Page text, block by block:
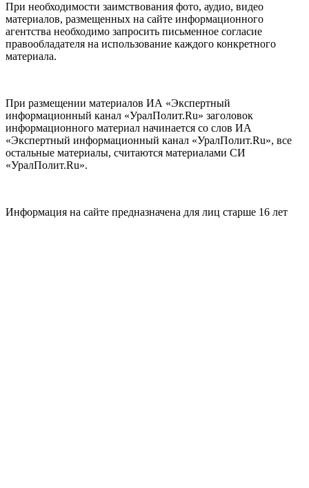
При необходимости заимствования фото, аудио, видео
материалов, размещенных на сайте информационного
агентства необходимо запросить письменное согласие
правообладателя на использование каждого конкретного
материала.
При размещении материалов ИА «Экспертный
информационный канал «УралПолит.Ru» заголовок
информационного материал начинается со слов ИА
«Экспертный информационный канал «УралПолит.Ru», все
остальные материалы, считаются материалами СИ
«УралПолит.Ru».
Информация на сайте предназначена для лиц старше 16 лет